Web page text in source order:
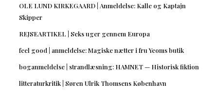
OLE LUND KIRKEGAARD | Anmeldelse: Kalle og Kaptajn
Skipper
REJSEARTIKEL | Seks uger gennem Europa
feel good | anmeldelse: Magiske nætter i fru Yeoms butik
boganmeldelse | strandlæsning: HAMNET — Historisk fiktion
litteraturkritik | Søren Ulrik Thomsens København